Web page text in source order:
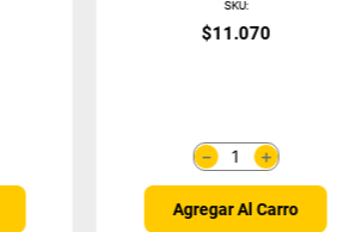
SKU:
$11.070
＋
－
Agregar Al Carro